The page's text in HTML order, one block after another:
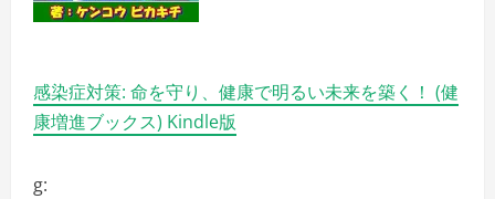
感染症対策: 命を守り、健康で明るい未来を築く！ (健
康増進ブックス) Kindle版
g: